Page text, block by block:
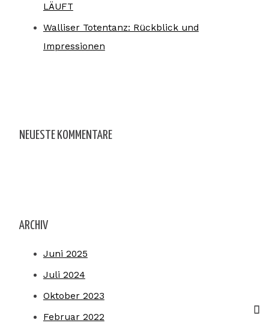
LÄUFT
Walliser Totentanz: Rückblick und
Impressionen
NEUESTE KOMMENTARE
ARCHIV
Juni 2025
Juli 2024
Oktober 2023
Februar 2022